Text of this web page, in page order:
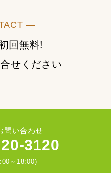
―
回無料!
せください
問い合わせ
3120
～18:00)